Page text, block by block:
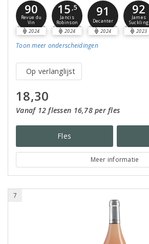
90
Revue du
Vin
2024
15 ,5
Jancis
Robinson
2024
91
Decanter
2024
92
James
Suckling
2023
Toon meer onderscheidingen
Op verlanglijst
18,30
Vanaf 12 flessen 16,78 per fles
Fles
Meer informatie
7